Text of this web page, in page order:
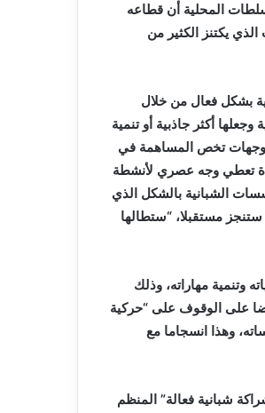
المحلية أن قطاعه
يكتنز الكثير من
بشكل فعال من خلال
أكثر جاذبية أو تنمية
تخص المساهمة في
تعطي وجه عصري لأنشطة
الشبانية بالشكل الذي
مستقبلا، “ستطالها
وتنمية مهاراته، وذلك
على الوقوف على “حركية
وهذا انسجاما مع
شبانية فعالة” المنظم